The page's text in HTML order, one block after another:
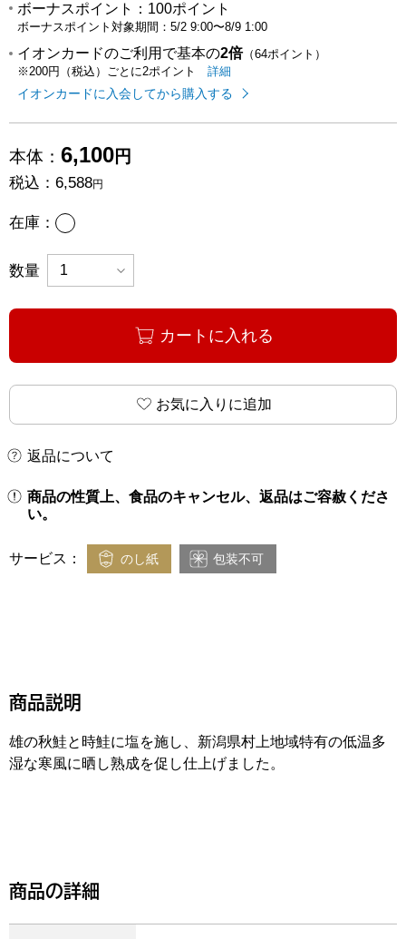
ボーナスポイント： 100ポイント
ボーナスポイント対象期間： 5/2 9:00〜8/9 1:00
イオンカードのご利用で基本の2倍（64ポイント）
※200円（税込）ごとに2ポイント
イオンカードのご利用でたまるポイ
詳細
イオンカードに入会してから購入する
本体： 6,100円
税込： 6,588円
在庫： あり
数量
カートに入れる
お気に入りに追加
返品について
商品の性質上、食品のキャンセル、返品はご容赦くださ
い。
サービス： のし紙 包装不可
商品説明
雄の秋鮭と時鮭に塩を施し、新潟県村上地域特有の低温多
湿な寒風に晒し熟成を促し仕上げました。
商品の詳細